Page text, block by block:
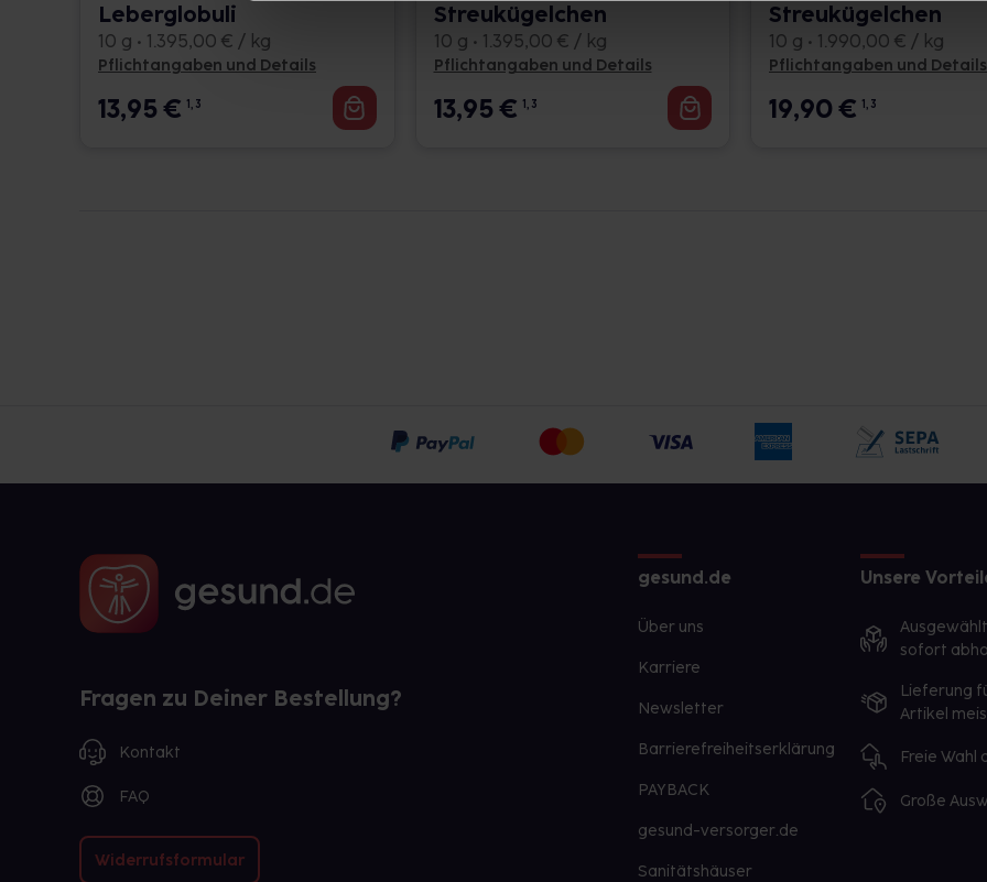
Leberglobuli
10 g • 1.395,00 € / kg
Pflichtangaben und Details
13,95€ 1, 3
Streukügelchen
10 g • 1.395,00 € / kg
Pflichtangaben und Details
13,95€ 1, 3
Streukügelchen
10 g • 1.990,00 € / kg
Pflichtangaben und Details
19,90€ 1, 3
Fragen zu Deiner Bestellung?
Kontakt
FAQ
Widerrufsformular
gesund.de
Über uns
Karriere
Newsletter
Barrierefreiheitserklärung
PAYBACK
gesund-versorger.de
Sanitätshäuser
Unsere
sofort
Lieferung
Artikel
Freie Wahl
Große